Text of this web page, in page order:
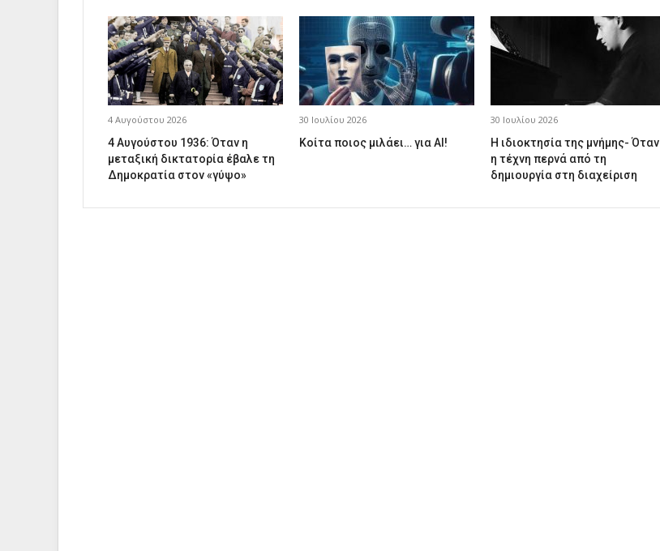
4 Αυγούστου 2026
4 Αυγούστου 1936: Όταν η
μεταξική δικτατορία έβαλε τη
Δημοκρατία στον «γύψο»
30 Ιουλίου 2026
Κοίτα ποιος μιλάει… για AI!
30 Ιουλίου 2026
Η ιδιοκτησία της μνήμης- Όταν
η τέχνη περνά από τη
δημιουργία στη διαχείριση